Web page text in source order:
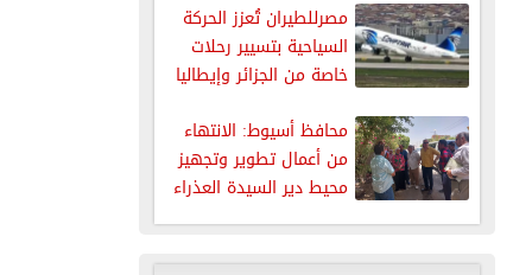
مصرللطيران تُعزز الحركة
السياحية بتسيير رحلات
خاصة من الجزائر وإيطاليا
محافظ أسيوط: الانتهاء
من أعمال تطوير وتجهيز
محيط دير السيدة العذراء
بدرنكة